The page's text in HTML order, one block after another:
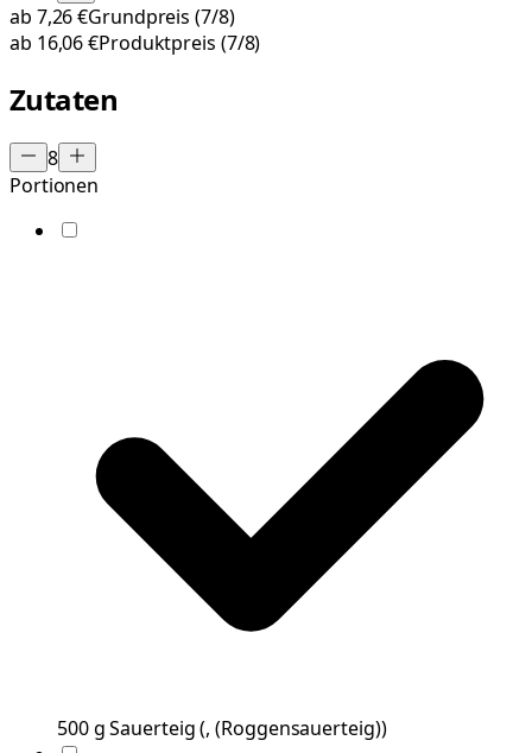
ab 7,26 €Grundpreis (7/8)
ab 16,06 €Produktpreis (7/8)
Zutaten
8
Portionen
500g Sauerteig (, (Roggensauerteig))